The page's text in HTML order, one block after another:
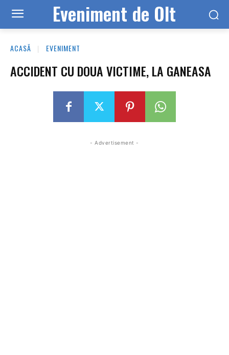
Eveniment de Olt
ACASĂ EVENIMENT
ACCIDENT CU DOUA VICTIME, LA GANEASA
- Advertisement -